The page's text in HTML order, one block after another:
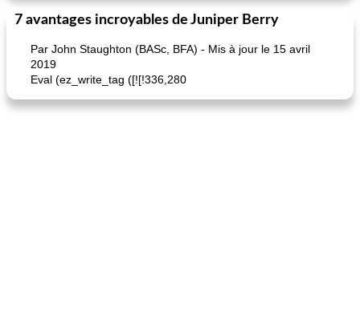
7 avantages incroyables de Juniper Berry
Par John Staughton (BASc, BFA) - Mis à jour le 15 avril
2019
Eval (ez_write_tag ([![!336,280